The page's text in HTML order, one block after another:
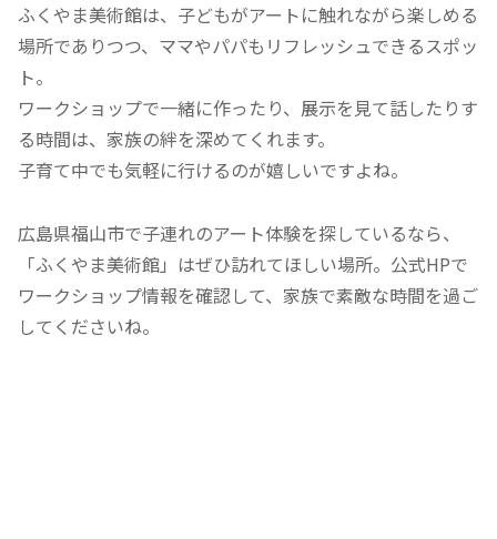
ふくやま美術館は、子どもがアートに触れながら楽しめる
場所でありつつ、ママやパパもリフレッシュできるスポッ
ト。
ワークショップで一緒に作ったり、展示を見て話したりす
る時間は、家族の絆を深めてくれます。
子育て中でも気軽に行けるのが嬉しいですよね。
広島県福山市で子連れのアート体験を探しているなら、
「ふくやま美術館」はぜひ訪れてほしい場所。公式HPで
ワークショップ情報を確認して、家族で素敵な時間を過ご
してくださいね。